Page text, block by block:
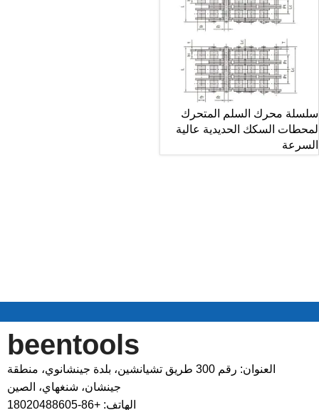
سلسلة محرك السلم المتحرك
لمحطات السكك الحديدية عالية
السرعة
beentools
العنوان: رقم 300 طريق تشيانشين، بلدة جينشانوي، منطقة
جينشان، شنغهاي، الصين
الهاتف: +86-18020488605